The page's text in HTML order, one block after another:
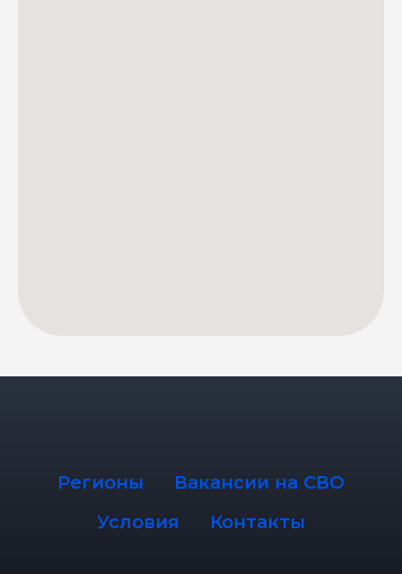
Регионы
Вакансии на СВО
Условия
Контакты